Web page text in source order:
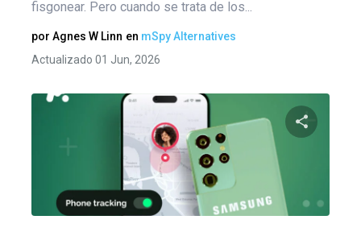
fisgonear. Pero cuando se trata de los...
por Agnes W Linn en mSpy Alternatives
Actualizado 01 Jun, 2026